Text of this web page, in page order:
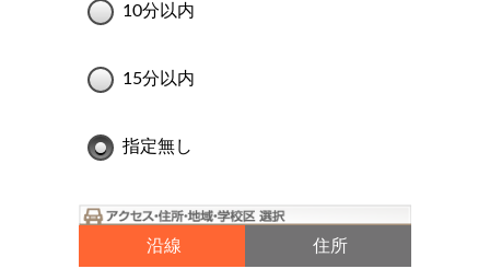
10分以内
15分以内
指定無し
沿線 住所